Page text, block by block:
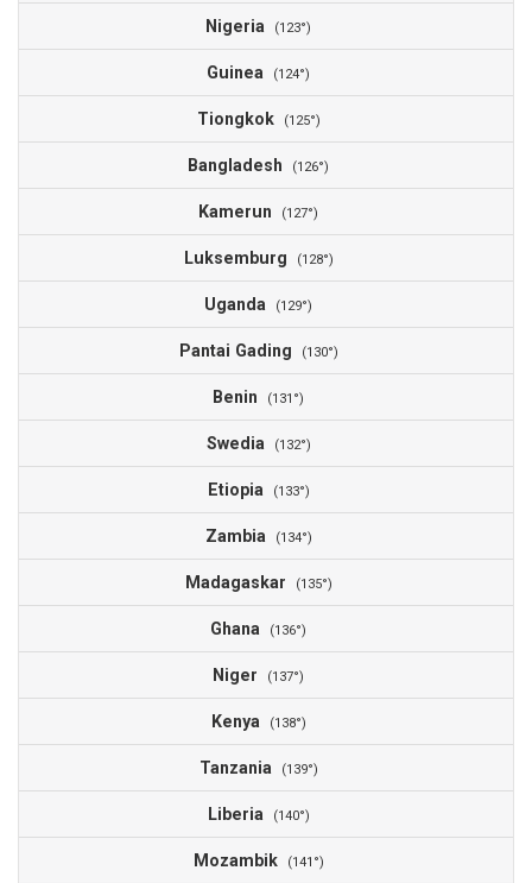
Nigeria (123°)
Guinea (124°)
Tiongkok (125°)
Bangladesh (126°)
Kamerun (127°)
Luksemburg (128°)
Uganda (129°)
Pantai Gading (130°)
Benin (131°)
Swedia (132°)
Etiopia (133°)
Zambia (134°)
Madagaskar (135°)
Ghana (136°)
Niger (137°)
Kenya (138°)
Tanzania (139°)
Liberia (140°)
Mozambik (141°)